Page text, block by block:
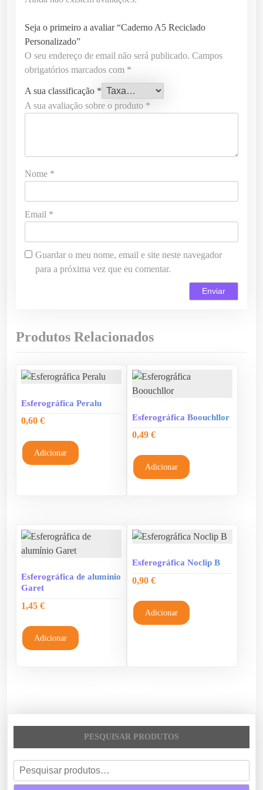
Seja o primeiro a avaliar “Caderno A5 Reciclado
Personalizado”
O seu endereço de email não será publicado. Campos
obrigatórios marcados com *
A sua classificação *
A sua avaliação sobre o produto *
Nome *
Email *
Guardar o meu nome, email e site neste navegador
para a próxima vez que eu comentar.
Produtos Relacionados
Esferográfica Peralu
0,60 €
Adicionar
Esferográfica Boouchllor
0,49€
Adicionar
Esferográfica de alumínio
Garet
1,45 €
Adicionar
Esferográfica Noclip B
0,90€
Adicionar
PESQUISAR PRODUTOS
e